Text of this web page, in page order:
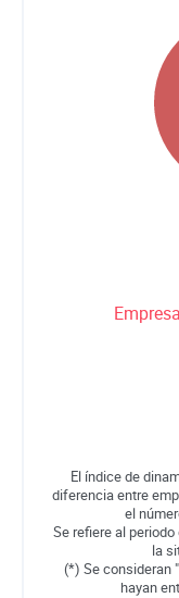
El índice de
diferencia entre
el
Se refiere al
la
(*) Se consideran
hayan